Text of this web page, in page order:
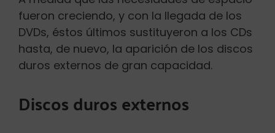
fueron creciendo, y con la llegada de los
DVDs, éstos últimos sustituyeron a los CDs
hasta, de nuevo, la aparición de los discos
duros externos de gran capacidad.
Discos duros externos